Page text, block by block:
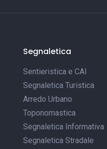
Segnaletica
Sentieristica e CAI
Segnaletica Turistica
Arredo Urbano
Toponomastica
Segnaletica Informativa
Segnaletica Stradale